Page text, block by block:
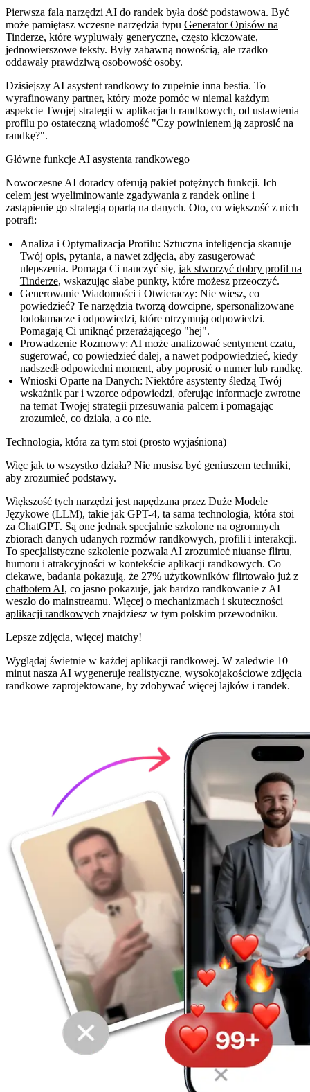
Pierwsza fala narzędzi AI do randek była dość podstawowa. Być
może pamiętasz wczesne narzędzia typu Generator Opisów na
Tinderze, które wypluwały generyczne, często kiczowate,
jednowierszowe teksty. Były zabawną nowością, ale rzadko
oddawały prawdziwą osobowość osoby.
Dzisiejszy AI asystent randkowy to zupełnie inna bestia. To
wyrafinowany partner, który może pomóc w niemal każdym
aspekcie Twojej strategii w aplikacjach randkowych, od ustawienia
profilu po ostateczną wiadomość "Czy powinienem ją zaprosić na
randkę?".
Główne funkcje AI asystenta randkowego
Nowoczesne AI doradcy oferują pakiet potężnych funkcji. Ich
celem jest wyeliminowanie zgadywania z randek online i
zastąpienie go strategią opartą na danych. Oto, co większość z nich
potrafi:
Analiza i Optymalizacja Profilu: Sztuczna inteligencja skanuje
Twój opis, pytania, a nawet zdjęcia, aby zasugerować
ulepszenia. Pomaga Ci nauczyć się, jak stworzyć dobry profil na
Tinderze, wskazując słabe punkty, które możesz przeoczyć.
Generowanie Wiadomości i Otwieraczy: Nie wiesz, co
powiedzieć? Te narzędzia tworzą dowcipne, spersonalizowane
lodołamacze i odpowiedzi, które otrzymują odpowiedzi.
Pomagają Ci uniknąć przerażającego "hej".
Prowadzenie Rozmowy: AI może analizować sentyment czatu,
sugerować, co powiedzieć dalej, a nawet podpowiedzieć, kiedy
nadszedł odpowiedni moment, aby poprosić o numer lub randkę.
Wnioski Oparte na Danych: Niektóre asystenty śledzą Twój
wskaźnik par i wzorce odpowiedzi, oferując informacje zwrotne
na temat Twojej strategii przesuwania palcem i pomagając
zrozumieć, co działa, a co nie.
Technologia, która za tym stoi (prosto wyjaśniona)
Więc jak to wszystko działa? Nie musisz być geniuszem techniki,
aby zrozumieć podstawy.
Większość tych narzędzi jest napędzana przez Duże Modele
Językowe (LLM), takie jak GPT-4, ta sama technologia, która stoi
za ChatGPT. Są one jednak specjalnie szkolone na ogromnych
zbiorach danych udanych rozmów randkowych, profili i interakcji.
To specjalistyczne szkolenie pozwala AI zrozumieć niuanse flirtu,
humoru i atrakcyjności w kontekście aplikacji randkowych. Co
ciekawe, badania pokazują, że 27% użytkowników flirtowało już z
chatbotem AI, co jasno pokazuje, jak bardzo randkowanie z AI
weszło do mainstreamu. Więcej o mechanizmach i skuteczności
aplikacji randkowych znajdziesz w tym polskim przewodniku.
Lepsze zdjęcia, więcej matchy!
Wyglądaj świetnie w każdej aplikacji randkowej. W zaledwie 10
minut nasza AI wygeneruje realistyczne, wysokojakościowe zdjęcia
randkowe zaprojektowane, by zdobywać więcej lajków i randek.